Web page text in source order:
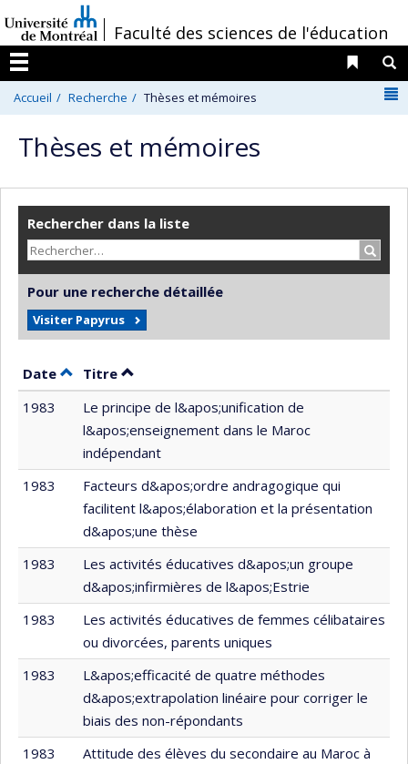
au
contenu
/Faculté des sciences de l'éducation
Menu
Liens
Accueil Recherche Thèses et mémoires
Thèses et mémoires
Rechercher dans la liste
Pour une recherche détaillée
Visiter Papyrus
Date Trier par date en ordre décroissant
Titre Trier par titre en ordre décroissant
1983
Le principe de l&apos;unification de
l&apos;enseignement dans le Maroc
indépendant
1983
Facteurs d&apos;ordre andragogique qui
facilitent l&apos;élaboration et la présentation
d&apos;une thèse
1983
Les activités éducatives d&apos;un groupe
d&apos;infirmières de l&apos;Estrie
1983
Les activités éducatives de femmes célibataires
ou divorcées, parents uniques
1983
L&apos;efficacité de quatre méthodes
d&apos;extrapolation linéaire pour corriger le
biais des non-répondants
1983
Attitude des élèves du secondaire au Maroc à